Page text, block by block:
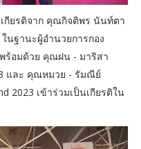
กียรติจาก คุณกิจติพร นันท์ตา
นฐานะผู้อำนวยการกอง
พร้อมด้วย คุณฝน - มาริสา
และ คุณหมวย - รัมณีย์
2023 เข้าร่วมเป็นเกียรติใน